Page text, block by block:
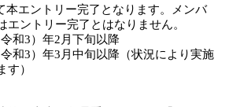
エントリー完了となります。メンバ
エントリー完了とはなりません。
和3）年2月下旬以降
和3）年3月中旬以降（状況により実施
す）